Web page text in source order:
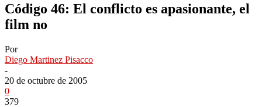
Código 46: El conflicto es apasionante, el
film no
Por
Diego Martinez Pisacco
-
20 de octubre de 2005
0
379